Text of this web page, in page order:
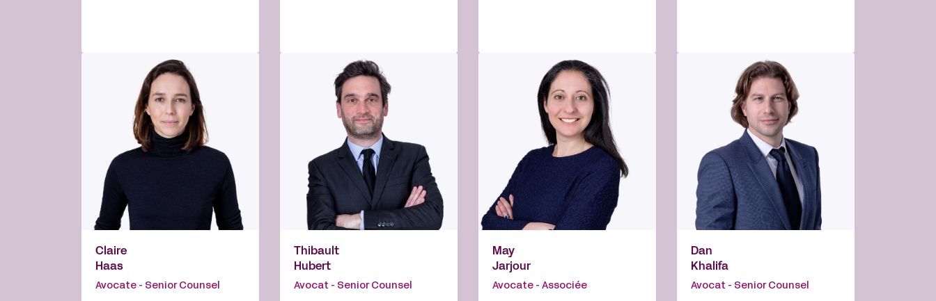
Claire
Haas
Avocate - Senior Counsel
Thibault
Hubert
Avocat - Senior Counsel
May
Jarjour
Avocate - Associée
Dan
Khalifa
Avocat - Senior Counsel